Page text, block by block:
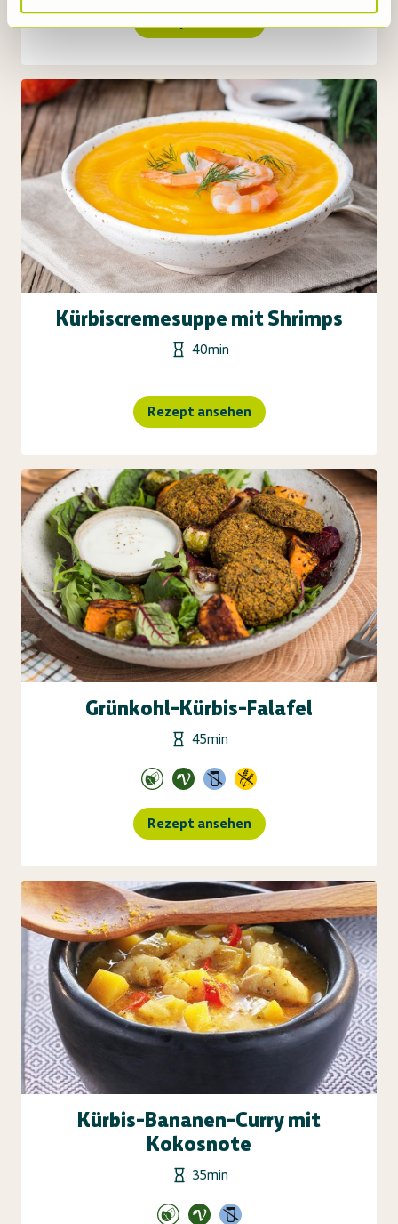
Kürbiscremesuppe mit Shrimps
40min
Rezept ansehen
Grünkohl-Kürbis-Falafel
45min
Rezept ansehen
Kürbis-Bananen-Curry mit
Kokosnote
35min